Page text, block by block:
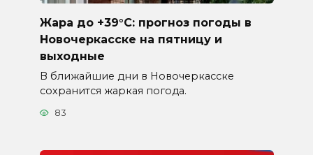
Жара до +39°C: прогноз погоды в
Новочеркасске на пятницу и
выходные
В ближайшие дни в Новочеркасске
сохранится жаркая погода.
83